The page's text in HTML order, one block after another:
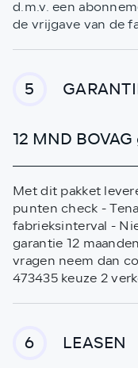
d.m.v. een
de vrijgave van de
5
12 MND
Met dit pakket
punten check -
fabrieksinterval -
garantie 12
vragen neem dan
473435 keuze 2
6 LEASEN